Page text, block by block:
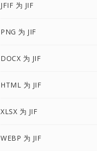
JFIF 为 JIF
PNG 为 JIF
DOCX 为 JIF
HTML 为 JIF
XLSX 为 JIF
WEBP 为 JIF